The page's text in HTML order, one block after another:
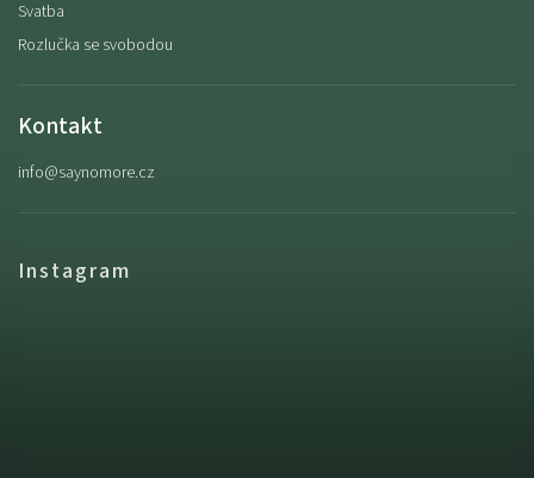
Svatba
Rozlučka se svobodou
Kontakt
info@saynomore.cz
Instagram